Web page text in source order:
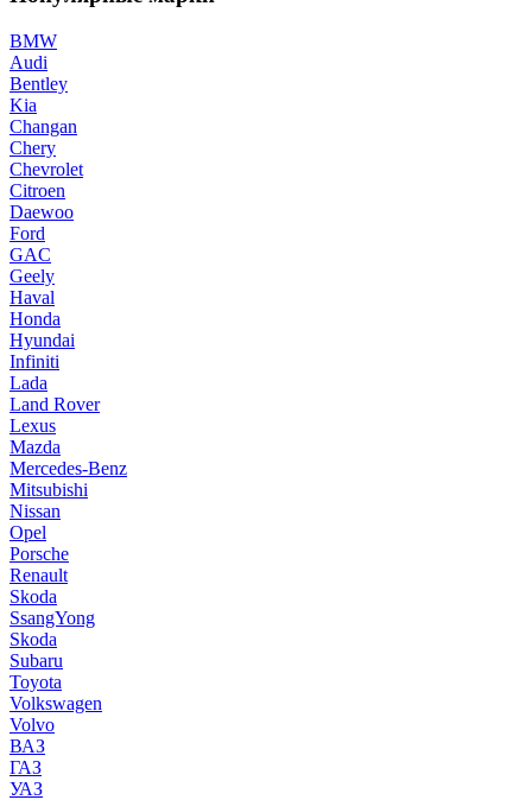
BMW
Audi
Bentley
Kia
Changan
Chery
Chevrolet
Citroen
Daewoo
Ford
GAC
Geely
Haval
Honda
Hyundai
Infiniti
Lada
Land Rover
Lexus
Mazda
Mercedes-Benz
Mitsubishi
Nissan
Opel
Porsche
Renault
Skoda
SsangYong
Skoda
Subaru
Toyota
Volkswagen
Volvo
ВАЗ
ГАЗ
УАЗ